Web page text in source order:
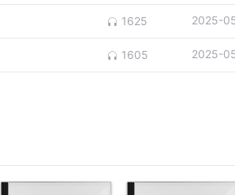
1625 2025-
1605 2025-